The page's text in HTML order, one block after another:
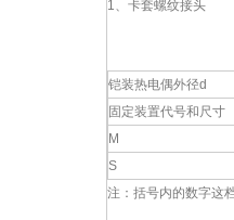
1、卡套螺纹接头
铠装热电偶外径d
固定装置代号和尺寸
M
S
注：括号内的数字这